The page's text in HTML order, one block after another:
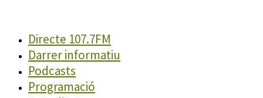
Directe 107.7FM
Darrer informatiu
Podcasts
Programació